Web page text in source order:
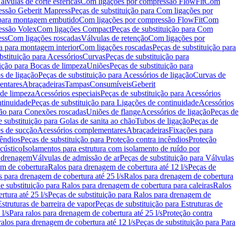
Geberit MapressPeças de substituição para Com ligações por
montagem embutidoCom ligações por compressão FlowFitCom
VolexCom ligações CompactPeças de substituição para Com
Com ligações roscadasVálvulas de retençãoCom ligações por
para montagem interiorCom ligações roscadasPeças de substituição para
para AcessóriosCurvasPeças de substituição para
para Bocas de limpezaUniõesPeças de substituição para
de ligaçãoPeças de substituição para Acessórios de ligaçãoCurvas de
AbraçadeirasTampasConsumíveisGeberit
limpezaAcessórios especiaisPeças de substituição para Acessórios
Peças de substituição para Ligações de continuidadeAcessórios
para Conexões roscadasUniões de flangeAcessórios de ligaçãoPeças de
substituição para Golas de sanita ao chãoTubos de ligaçãoPeças de
de sucçãoAcessórios complementaresAbraçadeirasFixações para
Peças de substituição para Proteção contra incêndiosProteção
Isolamentos para estrutura com isolamento de ruído por
Válvulas de admissão de arPeças de substituição para Válvulas
de coberturaRalos para drenagem de cobertura até 12 l/sPeças de
para drenagem de cobertura até 25 l/sRalos para drenagem de cobertura
substituição para Ralos para drenagem de cobertura para caleirasRalos
até 25 l/sPeças de substituição para Ralos para drenagem de
de barreira de vaporPeças de substituição para Estruturas de
l/sPara ralos para drenagem de cobertura até 25 l/sProteção contra
para drenagem de cobertura até 12 l/sPeças de substituição para Para